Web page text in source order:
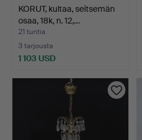
KORUT, kultaa, seitsemän
osaa, 18k, n. 12,…
21 tuntia
3 tarjousta
1 103 USD